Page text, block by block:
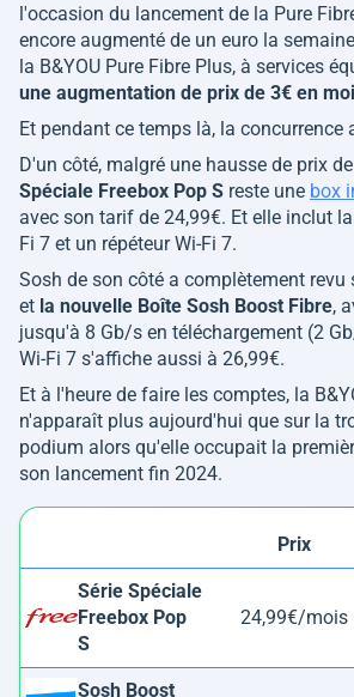
l'occasion du lancement de la Pure
encore augmenté de un euro la
la B&YOU Pure Fibre Plus, à services
une augmentation de prix de 3€ en
Et pendant ce temps là, la concurrence
D'un côté, malgré une hausse de prix
Spéciale Freebox Pop S reste une box
avec son tarif de 24,99€. Et elle inclut
Fi 7 et un répéteur Wi-Fi 7.
Sosh de son côté a complètement
et la nouvelle Boîte Sosh Boost Fibre,
jusqu'à 8 Gb/s en téléchargement (2
Wi-Fi 7 s'affiche aussi à 26,99€.
Et à l'heure de faire les comptes, la
n'apparaît plus aujourd'hui que sur la
podium alors qu'elle occupait la
son lancement fin 2024.
Prix
Série Spéciale
Freebox Pop
S
24,99€/mois
Sosh Boost